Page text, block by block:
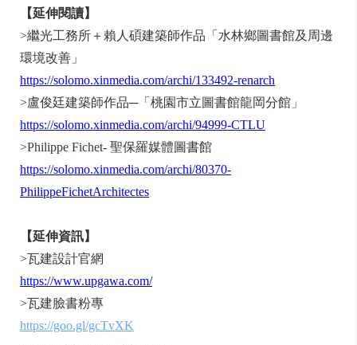
【延伸閱讀】
>繼光工務所＋賴人碩建築師作品「水林鄉圖書館及周邊
環境改善」
https://solomo.xinmedia.com/archi/133492-renarch
>盧俊廷建築師作品─「桃園市立圖書館龍岡分館」
https://solomo.xinmedia.com/archi/94999-CTLU
>Philippe Fichet- 聖保羅媒體圖書館
https://solomo.xinmedia.com/archi/80370-
PhilippeFichetArchitectes
【延伸資訊】
>瓦建設計官網
https://www.upgawa.com/
>瓦建臉書粉專
https://goo.gl/gcTvXK